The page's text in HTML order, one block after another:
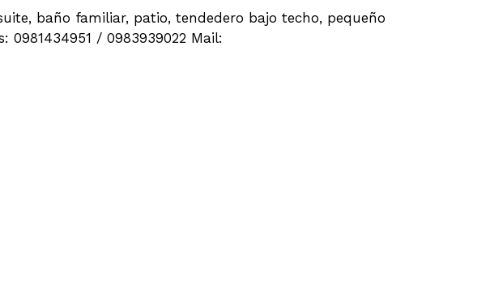
baño familiar, patio, tendedero bajo techo, pequeño
0981434951 / 0983939022 Mail: